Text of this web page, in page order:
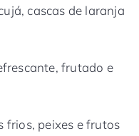
cascas de laranja
frutado e
frios, peixes e frutos